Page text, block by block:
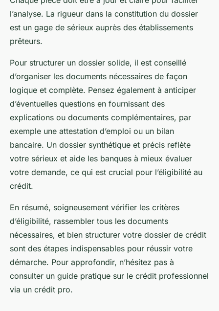
l’analyse. La rigueur dans la constitution du dossier
est un gage de sérieux auprès des établissements
prêteurs.
Pour structurer un dossier solide, il est conseillé
d’organiser les documents nécessaires de façon
logique et complète. Pensez également à anticiper
d’éventuelles questions en fournissant des
explications ou documents complémentaires, par
exemple une attestation d’emploi ou un bilan
bancaire. Un dossier synthétique et précis reflète
votre sérieux et aide les banques à mieux évaluer
votre demande, ce qui est crucial pour l’éligibilité au
crédit.
En résumé, soigneusement vérifier les critères
d’éligibilité, rassembler tous les documents
nécessaires, et bien structurer votre dossier de crédit
sont des étapes indispensables pour réussir votre
démarche. Pour approfondir, n’hésitez pas à
consulter un guide pratique sur le crédit professionnel
via un crédit pro.